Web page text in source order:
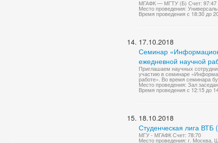
МГАФК — МГТУ (Б) Счет: 97:47
Место проведения:
Время проведения с 18:30 до
17.10.2018
Семинар
ежедневной научной
Приглашаем научных
участию в семинаре
работе». Во время семинара
Место проведения: Зал
Время проведения с 12:15 до
18.10.2018
Студенческая лига ВТБ
МГУ - МГАФК Счет: 78:70
Место проведения: г. Москва,